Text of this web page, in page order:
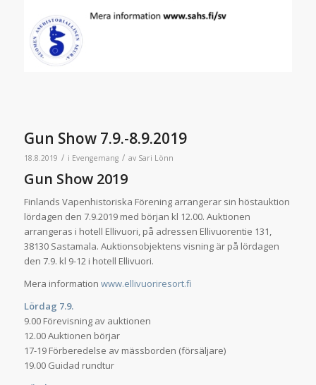
Gun Show 7.9.-8.9.2019
18.8.2019 / i Evengemang / av Sari Lönn
Gun Show 2019
Finlands Vapenhistoriska Förening arrangerar sin höstauktion
lördagen den 7.9.2019 med början kl 12.00. Auktionen
arrangeras i hotell Ellivuori, på adressen Ellivuorentie 131,
38130 Sastamala. Auktionsobjektens visning är på lördagen
den 7.9. kl 9-12 i hotell Ellivuori.
Mera information www.ellivuoriresort.fi
Lördag 7.9.
9.00 Förevisning av auktionen
12.00 Auktionen börjar
17-19 Förberedelse av mässborden (försäljare)
19.00 Guidad rundtur